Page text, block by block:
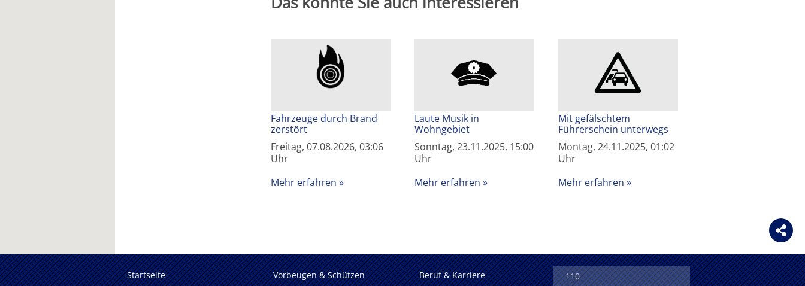
Fahrzeuge durch Brand
zerstört
Freitag, 07.08.2026, 03:06
Uhr
Mehr erfahren
Laute Musik in
Wohngebiet
Sonntag, 23.11.2025, 15:00
Uhr
Mehr erfahren
Mit gefälschtem
Führerschein unterwegs
Montag, 24.11.2025, 01:02
Uhr
Mehr erfahren
Startseite
Vorbeugen & Schützen
Beruf & Karriere
110